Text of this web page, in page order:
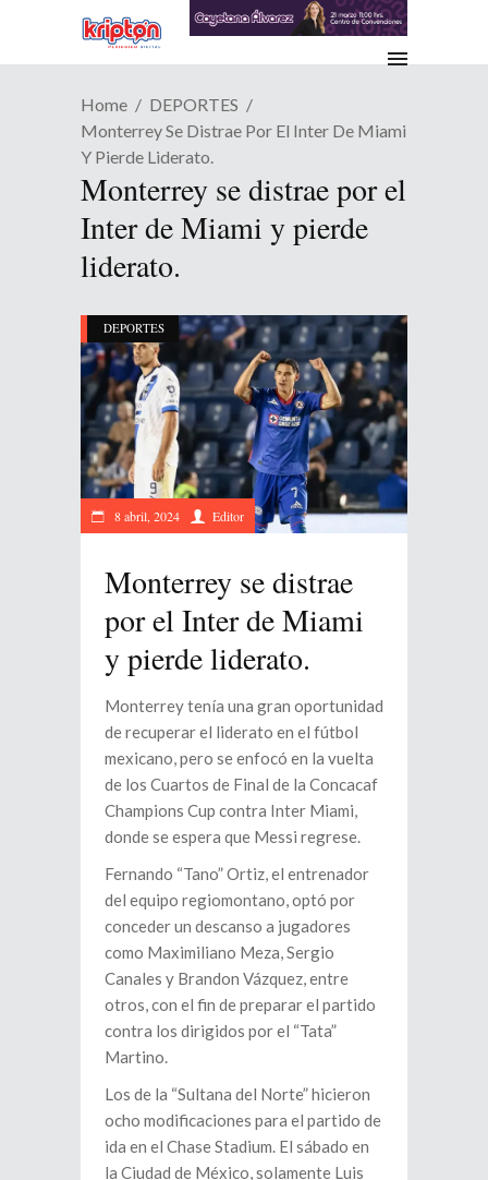
Home
DEPORTES
Monterrey Se Distrae Por El Inter De Miami
Y Pierde Liderato.
Monterrey se distrae por el
Inter de Miami y pierde
liderato.
DEPORTES
8 abril, 2024 Editor
Monterrey se distrae
por el Inter de Miami
y pierde liderato.
Monterrey tenía una gran oportunidad
de recuperar el liderato en el fútbol
mexicano, pero se enfocó en la vuelta
de los Cuartos de Final de la Concacaf
Champions Cup contra Inter Miami,
donde se espera que Messi regrese.
Fernando “Tano” Ortiz, el entrenador
del equipo regiomontano, optó por
conceder un descanso a jugadores
como Maximiliano Meza, Sergio
Canales y Brandon Vázquez, entre
otros, con el fin de preparar el partido
contra los dirigidos por el “Tata”
Martino.
Los de la “Sultana del Norte” hicieron
ocho modificaciones para el partido de
ida en el Chase Stadium. El sábado en
la Ciudad de México, solamente Luis